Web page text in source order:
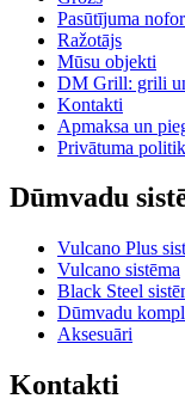
Pasūtījuma
Ražotājs
Mūsu objekti
DM Grill: grili
Kontakti
Apmaksa un
Privātuma
Dūmvadu
Vulcano Plus
Vulcano sistēma
Black Steel
Dūmvadu
Aksesuāri
Kontakti